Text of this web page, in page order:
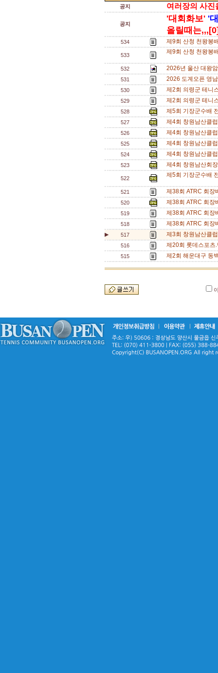
공지 여러장의 사진
공지
'대회화보' '
올릴때는
534 제9회 산청 천왕봉
533 제9회 산청 천왕봉
532 2026년 울산 대왕
531 2026 도계오픈 영
530 제2회 의령군 테니
529 제2회 의령군 테니
528 제5회 기장군수배
527 제4회 창원남산클
526 제4회 창원남산클
525 제4회 창원남산클
524 제4회 창원남산클
523 제4회 창원남산회
522 제5회 기장군수배
521 제38회 ATRC 회
520 제38회 ATRC 회
519 제38회 ATRC 회
518 제38회 ATRC 회
▶ 517 제3회 창원남산클
516 제20회 롯데스포
515 제2회 해운대구 동